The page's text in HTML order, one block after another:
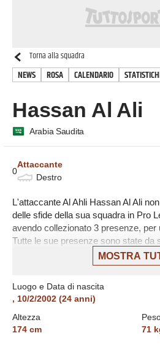
Torna alla squadra
NEWS ROSA CALENDARIO
Hassan Al Ali
Arabia Saudita
0
Attaccante
Destro
L'attaccante Al Ahli Hassan Al Ali
delle sfide della sua squadra in Pro
avendo collezionato 3 presenze, per
Tutte le sue presenze sono state da
L'ultima partita di Al Ali in Pro
Ittifaq, nella sconfitta per 2-1.
MOSTRA
Luogo e Data di nascita
, 10/2/2002 (24 anni)
Altezza
174 cm
71